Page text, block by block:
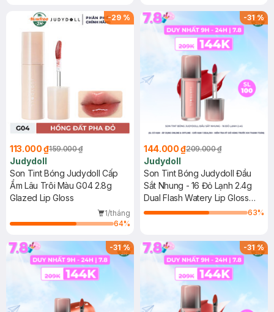
-29 %
113.000 ₫159.000 ₫
Judydoll
Son Tint Bóng Judydoll Cấp
Ẩm Lâu Trôi Màu G04 2.8g
Glazed Lip Gloss
1/tháng
64%
-31%
144.000 ₫209.000 ₫
Judydoll
Son Tint Bóng Judydoll Đầu
Sắt Nhung - 16 Đỏ Lạnh 2.4g
Dual Flash Watery Lip Gloss
#Ice Cherry
63%
-31% -31%